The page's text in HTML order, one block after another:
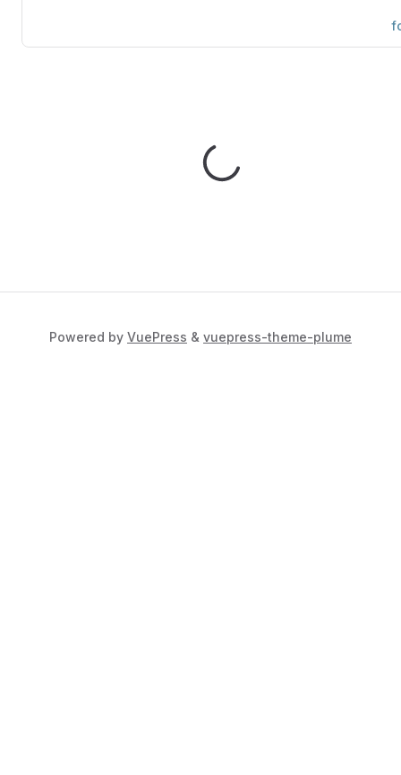
Powered by VuePress & vuepress-theme-plume